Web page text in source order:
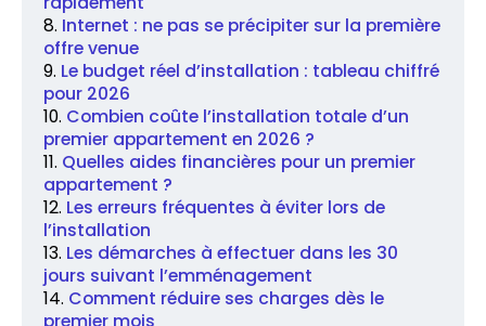
Internet : ne pas se précipiter sur la première
offre venue
Le budget réel d’installation : tableau chiffré
pour 2026
Combien coûte l’installation totale d’un
premier appartement en 2026 ?
Quelles aides financières pour un premier
appartement ?
Les erreurs fréquentes à éviter lors de
l’installation
Les démarches à effectuer dans les 30
jours suivant l’emménagement
Comment réduire ses charges dès le